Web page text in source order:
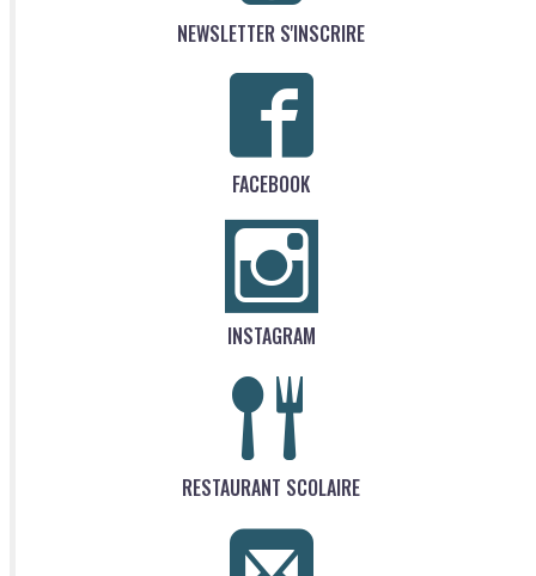
NEWSLETTER S'INSCRIRE
FACEBOOK
INSTAGRAM
RESTAURANT SCOLAIRE